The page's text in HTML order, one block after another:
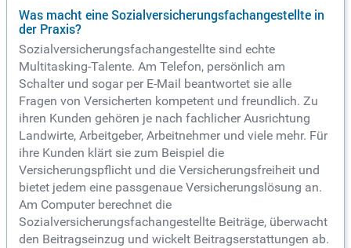
Was macht eine Sozialversicherungsfachangestellte in
der Praxis?
Sozialversicherungsfachangestellte sind echte
Multitasking-Talente. Am Telefon, persönlich am
Schalter und sogar per E-Mail beantwortet sie alle
Fragen von Versicherten kompetent und freundlich. Zu
ihren Kunden gehören je nach fachlicher Ausrichtung
Landwirte, Arbeitgeber, Arbeitnehmer und viele mehr. Für
ihre Kunden klärt sie zum Beispiel die
Versicherungspflicht und die Versicherungsfreiheit und
bietet jedem eine passgenaue Versicherungslösung an.
Am Computer berechnet die
Sozialversicherungsfachangestellte Beiträge, überwacht
den Beitragseinzug und wickelt Beitragserstattungen ab.